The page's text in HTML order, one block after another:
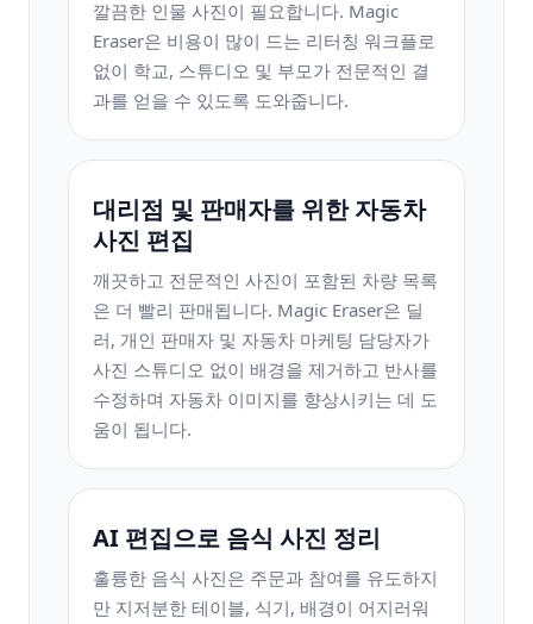
깔끔한 인물 사진이 필요합니다. Magic
Eraser은 비용이 많이 드는 리터칭 워크플로
없이 학교, 스튜디오 및 부모가 전문적인 결
과를 얻을 수 있도록 도와줍니다.
대리점 및 판매자를 위한 자동차
사진 편집
깨끗하고 전문적인 사진이 포함된 차량 목록
은 더 빨리 판매됩니다. Magic Eraser은 딜
러, 개인 판매자 및 자동차 마케팅 담당자가
사진 스튜디오 없이 배경을 제거하고 반사를
수정하며 자동차 이미지를 향상시키는 데 도
움이 됩니다.
AI 편집으로 음식 사진 정리
훌륭한 음식 사진은 주문과 참여를 유도하지
만 지저분한 테이블, 식기, 배경이 어지러워